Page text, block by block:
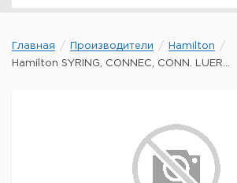
Главная Производители
Hamilton
Hamilton SYRING, CONNEC, CONN. LUER...